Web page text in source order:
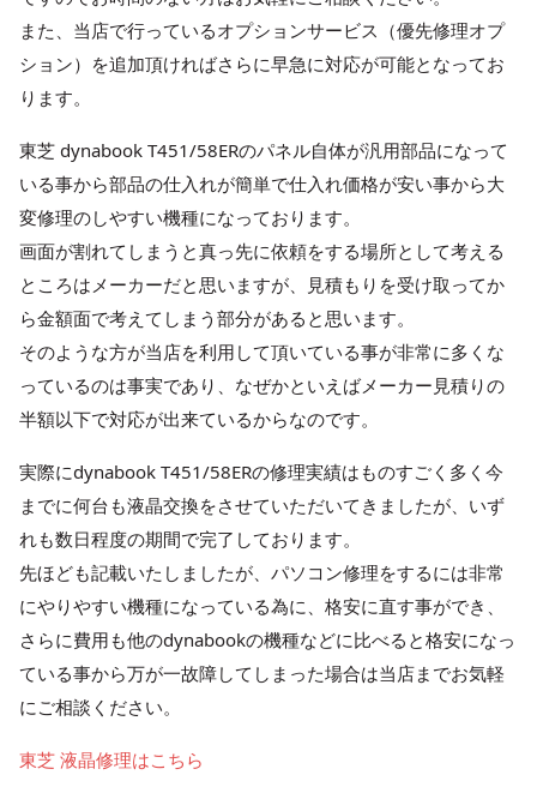
また、当店で行っているオプションサービス（優先修理オプ
ション）を追加頂ければさらに早急に対応が可能となってお
ります。
東芝 dynabook T451/58ERのパネル自体が汎用部品になって
いる事から部品の仕入れが簡単で仕入れ価格が安い事から大
変修理のしやすい機種になっております。
画面が割れてしまうと真っ先に依頼をする場所として考える
ところはメーカーだと思いますが、見積もりを受け取ってか
ら金額面で考えてしまう部分があると思います。
そのような方が当店を利用して頂いている事が非常に多くな
っているのは事実であり、なぜかといえばメーカー見積りの
半額以下で対応が出来ているからなのです。
実際にdynabook T451/58ERの修理実績はものすごく多く今
までに何台も液晶交換をさせていただいてきましたが、いず
れも数日程度の期間で完了しております。
先ほども記載いたしましたが、パソコン修理をするには非常
にやりやすい機種になっている為に、格安に直す事ができ、
さらに費用も他のdynabookの機種などに比べると格安になっ
ている事から万が一故障してしまった場合は当店までお気軽
にご相談ください。
東芝 液晶修理はこちら